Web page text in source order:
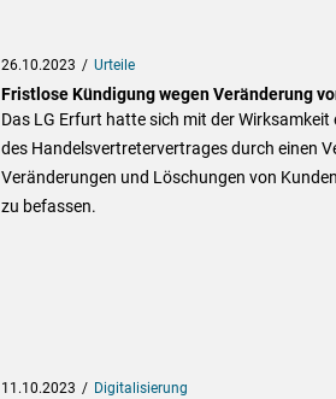
26.10.2023 Urteile
Fristlose Kündigung wegen Veränderung
Das LG Erfurt hatte sich mit der
des Handelsvertretervertrages durch einen
Veränderungen und Löschungen von
zu befassen.
11.10.2023 Digitalisierung